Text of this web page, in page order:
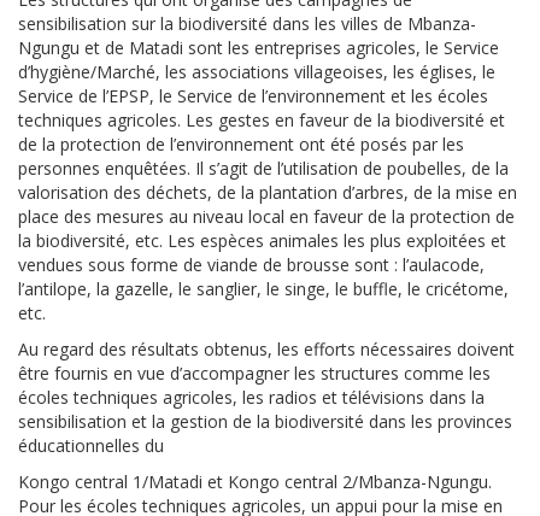
sensibilisation sur la biodiversité dans les villes de Mbanza-
Ngungu et de Matadi sont les entreprises agricoles, le Service
d’hygiène/Marché, les associations villageoises, les églises, le
Service de l’EPSP, le Service de l’environnement et les écoles
techniques agricoles. Les gestes en faveur de la biodiversité et
de la protection de l’environnement ont été posés par les
personnes enquêtées. Il s’agit de l’utilisation de poubelles, de la
valorisation des déchets, de la plantation d’arbres, de la mise en
place des mesures au niveau local en faveur de la protection de
la biodiversité, etc. Les espèces animales les plus exploitées et
vendues sous forme de viande de brousse sont : l’aulacode,
l’antilope, la gazelle, le sanglier, le singe, le buffle, le cricétome,
etc.
Au regard des résultats obtenus, les efforts nécessaires doivent
être fournis en vue d’accompagner les structures comme les
écoles techniques agricoles, les radios et télévisions dans la
sensibilisation et la gestion de la biodiversité dans les provinces
éducationnelles du
Kongo central 1/Matadi et Kongo central 2/Mbanza-Ngungu.
Pour les écoles techniques agricoles, un appui pour la mise en